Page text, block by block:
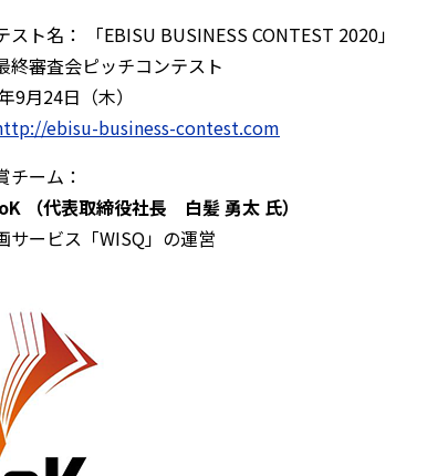
スト名： 「EBISU BUSINESS CONTEST 2020」
終審査会ピッチコンテスト
9月24日（木）
ebisu-business-contest.com
チーム：
（代表取締役社長 白髪 勇太 氏）
サービス「WISQ」の運営